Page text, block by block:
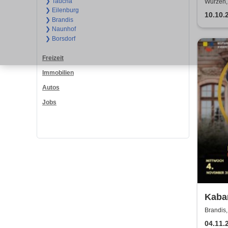
❯ Eilenburg
❯ Brandis
❯ Naunhof
❯ Borsdorf
Freizeit
Immobilien
Autos
Jobs